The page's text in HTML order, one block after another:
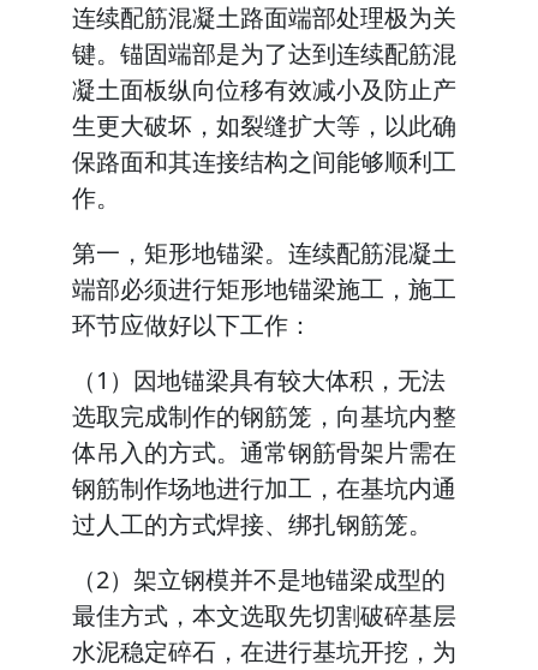
连续配筋混凝土路面端部处理极为关
键。锚固端部是为了达到连续配筋混
凝土面板纵向位移有效减小及防止产
生更大破坏，如裂缝扩大等，以此确
保路面和其连接结构之间能够顺利工
作。
第一，矩形地锚梁。连续配筋混凝土
端部必须进行矩形地锚梁施工，施工
环节应做好以下工作：
（1）因地锚梁具有较大体积，无法
选取完成制作的钢筋笼，向基坑内整
体吊入的方式。通常钢筋骨架片需在
钢筋制作场地进行加工，在基坑内通
过人工的方式焊接、绑扎钢筋笼。
（2）架立钢模并不是地锚梁成型的
最佳方式，本文选取先切割破碎基层
水泥稳定碎石，在进行基坑开挖，为